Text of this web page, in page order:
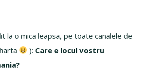
la o mica leapsa, pe toate canalele de
): Care e locul vostru